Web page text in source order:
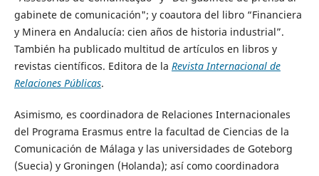
gabinete de comunicación"; y coautora del libro “Financiera
y Minera en Andalucía: cien años de historia industrial”.
También ha publicado multitud de artículos en libros y
revistas científicos. Editora de la Revista Internacional de
Relaciones Públicas.
Asimismo, es coordinadora de Relaciones Internacionales
del Programa Erasmus entre la facultad de Ciencias de la
Comunicación de Málaga y las universidades de Goteborg
(Suecia) y Groningen (Holanda); así como coordinadora